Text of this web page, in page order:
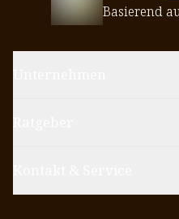
Basierend